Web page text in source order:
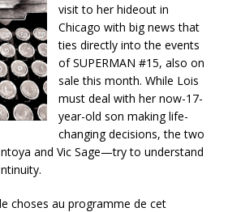
visit to her hideout in
Chicago with big news that
ties directly into the events
of SUPERMAN #15, also on
sale this month. While Lois
must deal with her now-17-
year-old son making life-
changing decisions, the two
and Vic Sage—try to understand
choses au programme de cet